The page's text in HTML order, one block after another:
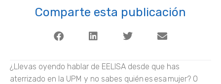
Comparte esta publicación
¿Llevas oyendo hablar de EELISA desde que has
aterrizado en la UPM y no sabes quién es esa mujer? O